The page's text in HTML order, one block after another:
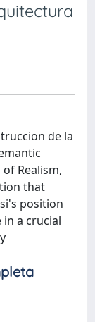
de la
Realism,
that
position
a crucial